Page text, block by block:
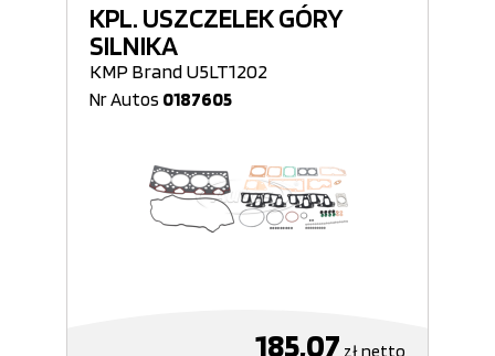
KPL. USZCZELEK GÓRY
SILNIKA
KMP Brand U5LT1202
Nr Autos 0187605
185,07 złnetto